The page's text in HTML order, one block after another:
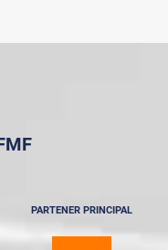
PARTENER PRINCIPAL